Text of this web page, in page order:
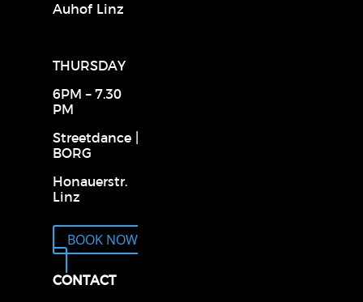
Auhof Linz
THURSDAY
6PM – 7.30
PM
Streetdance |
BORG
Honauerstr.
Linz
BOOK NOW
CONTACT